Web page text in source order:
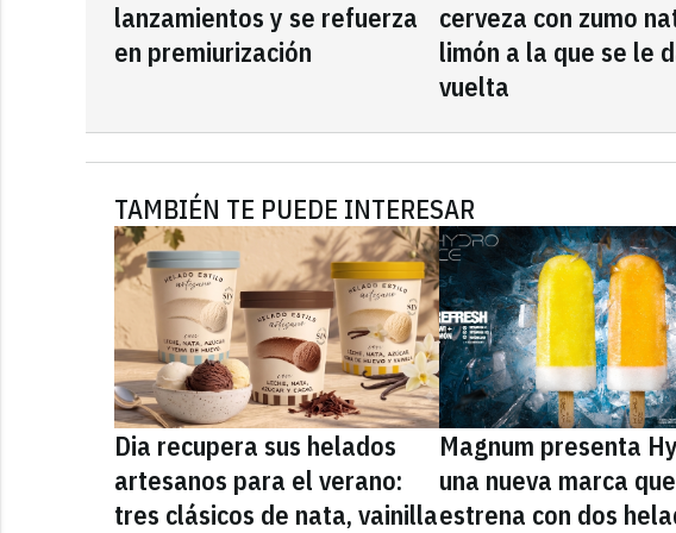
lanzamientos y se refuerza
en premiurización
cerveza con zumo
limón a la que se le
vuelta
TAMBIÉN TE PUEDE INTERESAR
Dia recupera sus helados
artesanos para el verano:
tres clásicos de nata, vainilla
Magnum presenta
una nueva marca
estrena con dos